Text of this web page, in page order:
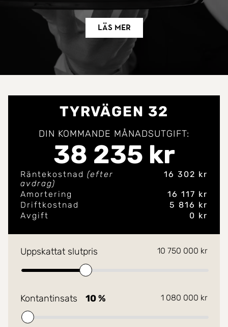
Läs mer